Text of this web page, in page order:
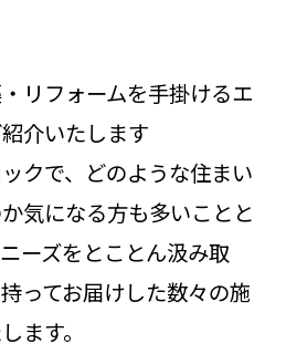
リフォームを手掛けるエ
介いたします
クで、どのような住まい
気になる方も多いことと
ーズをとことん汲み取
ってお届けした数々の施
ます。